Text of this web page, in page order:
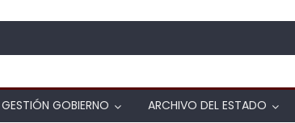
GESTIÓN GOBIERNO ARCHIVO DEL ESTADO